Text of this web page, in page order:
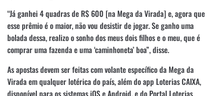
“Já ganhei 4 quadras de R$ 600 [na Mega da Virada] e, agora que
esse prêmio é o maior, não vou desistir de jogar. Se ganho uma
bolada dessa, realizo o sonho dos meus dois filhos e o meu, que é
comprar uma fazenda e uma ‘caminhoneta’ boa”, disse.
As apostas devem ser feitas com volante específico da Mega da
Virada em qualquer lotérica do país, além do app Loterias CAIXA,
disponível para os sistemas iOS e Android, e do Portal Loterias